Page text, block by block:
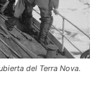
del Terra Nova.